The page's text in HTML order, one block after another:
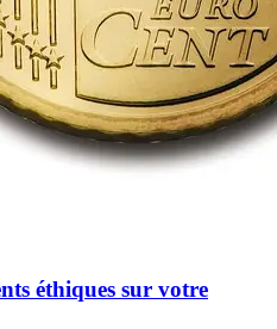
éthiques sur votre